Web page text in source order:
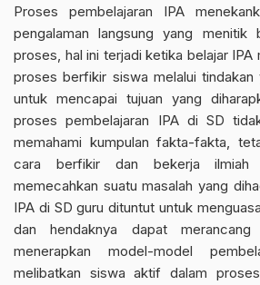
Proses pembelajaran IPA
pengalaman langsung yang menitik
proses, hal ini terjadi ketika belajar IPA
proses berfikir siswa melalui tindakan
untuk mencapai tujuan yang
proses pembelajaran IPA di SD
memahami kumpulan fakta-fakta,
cara berfikir dan bekerja
memecahkan suatu masalah yang
IPA di SD guru dituntut untuk
dan hendaknya dapat
menerapkan model-model
melibatkan siswa aktif dalam